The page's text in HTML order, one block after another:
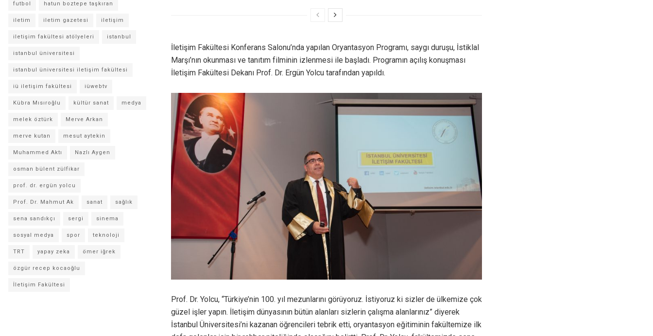
İletişim Fakültesi Konferans Salonu’nda yapılan Oryantasyon Programı, saygı duruşu, İstiklal
Marşı’nın okunması ve tanıtım filminin izlenmesi ile başladı. Programın açılış konuşması
İletişim Fakültesi Dekanı Prof. Dr. Ergün Yolcu tarafından yapıldı.
Prof. Dr. Yolcu, “Türkiye’nin 100. yıl mezunlarını görüyoruz. İstiyoruz ki sizler de ülkemize çok
güzel işler yapın. İletişim dünyasının bütün alanları sizlerin çalışma alanlarınız” diyerek
İstanbul Üniversitesi’ni kazanan öğrencileri tebrik etti, oryantasyon eğitiminin fakültemize ilk
futbol hatun boztepe taşkıran
iletim iletim gazetesi iletişim
iletişim fakültesi atölyeleri istanbul
istanbul üniversitesi
istanbul üniversitesi iletişim fakültesi
iü iletişim fakültesi iüwebtv
Kübra Mısıroğlu kültür sanat medya
melek öztürk Merve Arkan
merve kutan mesut aytekin
Muhammed Aktı Nazlı Aygen
osman bülent zülfikar
prof. dr. ergün yolcu
Prof. Dr. Mahmut Ak sanat sağlık
sena sandıkçı sergi sinema
sosyal medya spor teknoloji
TRT yapay zeka ömer iğrek
özgür recep kocaoğlu
İletişim Fakültesi